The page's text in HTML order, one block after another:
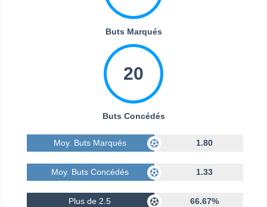
Buts Marqués
20
Buts Concédés
Moy. Buts Marqués 1.80
Moy. Buts Concédés 1.33
Plus de 2.5 66.67%